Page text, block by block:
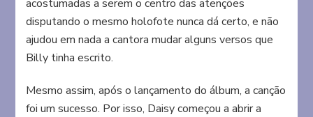
acostumadas a serem o centro das atenções
disputando o mesmo holofote nunca dá certo, e não
ajudou em nada a cantora mudar alguns versos que
Billy tinha escrito.
Mesmo assim, após o lançamento do álbum, a canção
foi um sucesso. Por isso, Daisy começou a abrir a